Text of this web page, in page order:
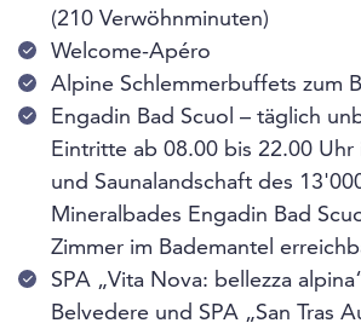
(210 Verwöhnminuten)
Welcome-Apéro
Alpine Schlemmerbuffets zum
Engadin Bad Scuol – täglich
Eintritte ab 08.00 bis 22.00 Uhr
und Saunalandschaft des
Mineralbades Engadin Bad
Zimmer im Bademantel
SPA „Vita Nova: bellezza
Belvedere und SPA „San Tras